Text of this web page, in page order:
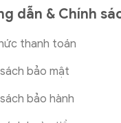
dẫn & Chính
thanh toán
bảo mật
bảo hành